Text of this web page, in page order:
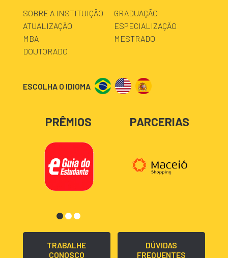
SOBRE A INSTITUIÇÃO
GRADUAÇÃO
ATUALIZAÇÃO
ESPECIALIZAÇÃO
MBA
MESTRADO
DOUTORADO
ESCOLHA O IDIOMA
PRÊMIOS PARCERIAS
TRABALHE
CONOSCO
DÚVIDAS
FREQUENTES